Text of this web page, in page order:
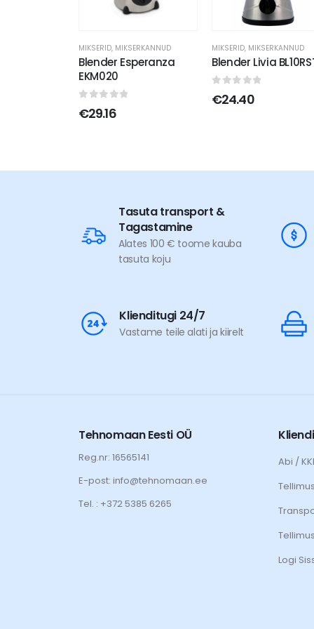
MIKSERID, MIKSERKANNUD
Blender Esperanza
EKM020
out of 5
€29.16
MIKSERID, MIKSERKANNUD
Blender Livia
out of 5
€24.40
Tasuta transport &
Tagastamine
Alates 100 € toome kauba
tasuta koju
Klienditugi 24/7
Vastame teile alati ja kiirelt
Tehnomaan Eesti OÜ
Reg.nr: 16565141
E-post: info@tehnomaan.ee
Tel. : +372 5385 6265
Abi /
Logi